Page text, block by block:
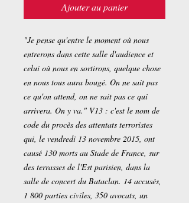
Ajouter au panier
"Je pense qu'entre le moment où nous
entrerons dans cette salle d'audience et
celui où nous en sortirons, quelque chose
en nous tous aura bougé. On ne sait pas
ce qu'on attend, on ne sait pas ce qui
arrivera. On y va." V13 : c'est le nom de
code du procès des attentats terroristes
qui, le vendredi 13 novembre 2015, ont
causé 130 morts au Stade de France, sur
des terrasses de l'Est parisien, dans la
salle de concert du Bataclan. 14 accusés,
1 800 parties civiles, 350 avocats, un